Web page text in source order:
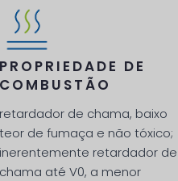
PROPRIEDADE DE
COMBUSTÃO
retardador de chama, baixo
teor de fumaça e não tóxico;
inerentemente retardador de
chama até V0, a menor